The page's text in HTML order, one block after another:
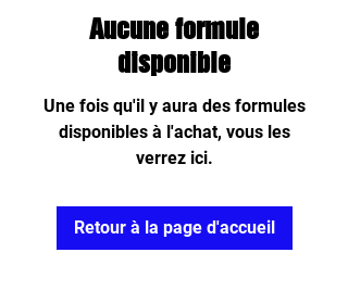
Aucune formule
disponible
Une fois qu'il y aura des formules
disponibles à l'achat, vous les
verrez ici.
Retour à la page d'accueil